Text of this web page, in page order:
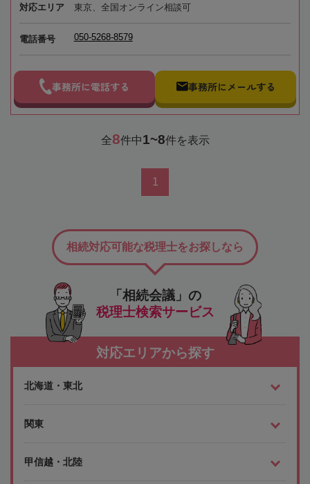
対応エリア 東京、全国オンライン相談可
電話番号 050-5268-8579
事務所に電話する 事務所にメールする
全8件中1~8件を表示
1
「相続会議」の
税理士検索サービス
相続対応可能な税理士をお探しなら
対応エリアから探す
北海道・東北
関東
甲信越・北陸